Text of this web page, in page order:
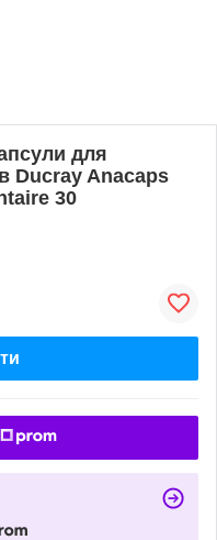
для
Ducray Anacaps
30